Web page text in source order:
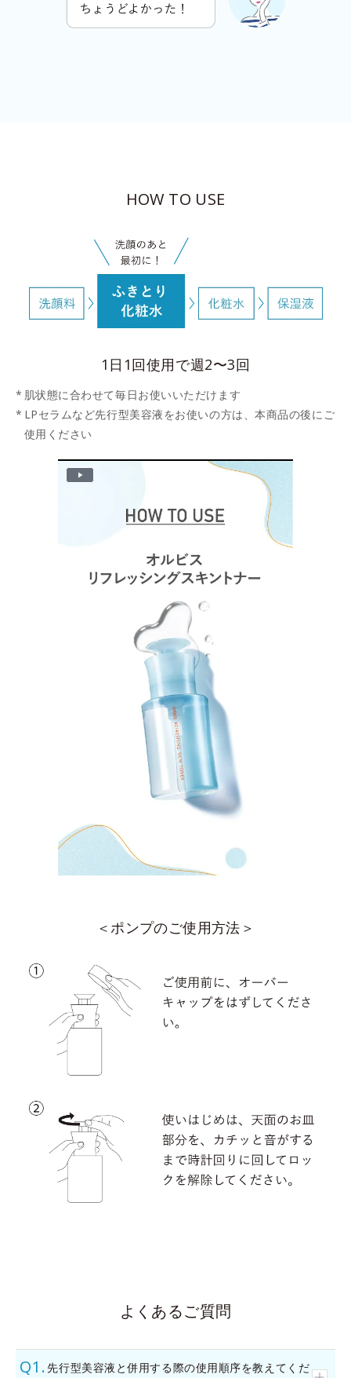
HOW TO USE
1日1回使用で週2〜3回
肌状態に合わせて毎日お使いいただけます
LPセラムなど先行型美容液をお使いの方は、本商品の後にご
使用ください
P
＜ポンプのご使用方法＞
よくあるご質問
先行型美容液と併用する際の使用順序を教えてくだ